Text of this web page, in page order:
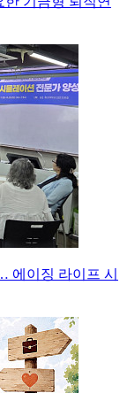
에이징 라이프 시